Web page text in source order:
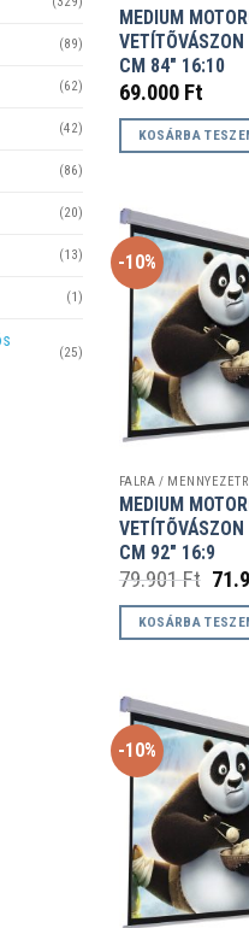
(89)
(62)
(42)
(86)
(20)
(13)
(1)
(25)
MEDIUM
CM 84″ 16:10
69.000 Ft
KOSÁRBA
-10%
MEDIUM
CM 92″ 16:9
79.901Ft
KOSÁRBA
-10%